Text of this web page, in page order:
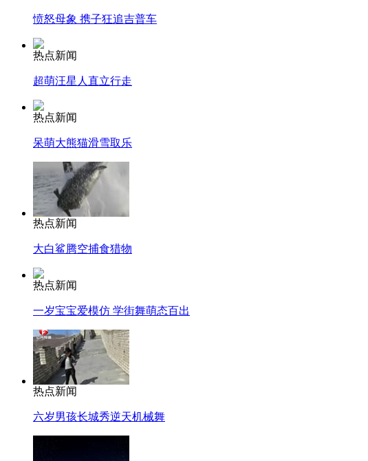
愤怒母象 携子狂追吉普车
热点新闻
超萌汪星人直立行走
热点新闻
呆萌大熊猫滑雪取乐
热点新闻
大白鲨腾空捕食猎物
热点新闻
一岁宝宝爱模仿 学街舞萌态百出
热点新闻
六岁男孩长城秀逆天机械舞